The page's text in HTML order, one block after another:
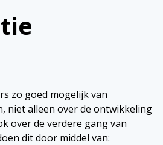
zo goed mogelijk van
niet alleen over de ontwikkeling
over de verdere gang van
dit door middel van: